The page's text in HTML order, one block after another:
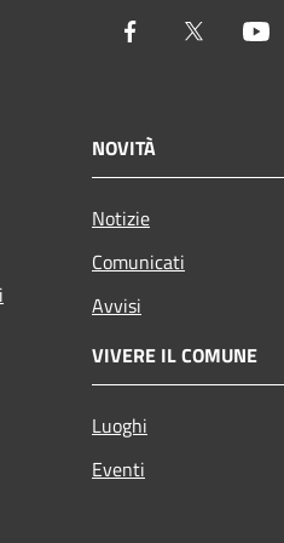
Facebook Twitter
NOVITÀ
Notizie
Comunicati
Avvisi
VIVERE IL COMUNE
Luoghi
Eventi